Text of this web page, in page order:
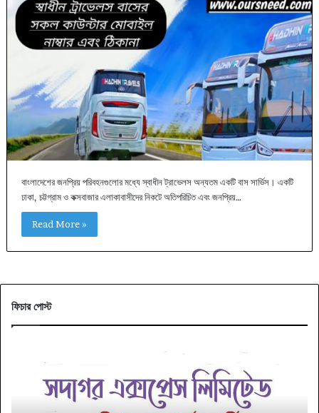
বাংলাদেশের জনপ্রিয় পরিবহনগুলোর মধ্যে স্বাধীন ট্রাভেলস অন্যতম একটি বাস সার্ভিস। একটি
ঢাকা, চট্টগ্রাম ও কক্সবাজার এলাকাবাসীদের নিকটে অতিপরিচিত এবং জনপ্রিয়…
Read More »
ফিচার পোস্ট